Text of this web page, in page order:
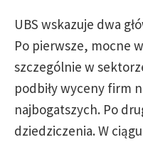
UBS wskazuje dwa
Po pierwsze, mocne
szczególnie w
podbiły wyceny firm
najbogatszych. Po
dziedziczenia. W